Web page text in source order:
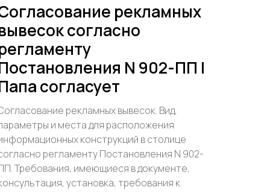
рекламных
согласно
N 902-ПП |
согласует
рекламных вывесок. Вид,
и места для расположения
конструкций в столице
регламенту Постановления N 902-
Требования, имеющиеся в документе,
установка, требования к